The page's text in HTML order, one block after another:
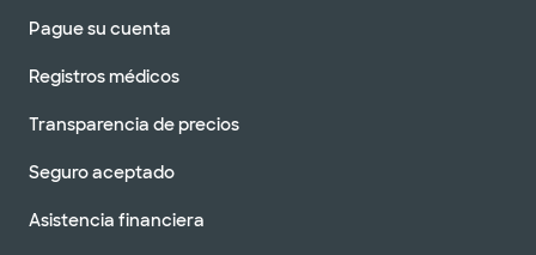
Pague su cuenta
Registros médicos
Transparencia de precios
Seguro aceptado
Asistencia financiera